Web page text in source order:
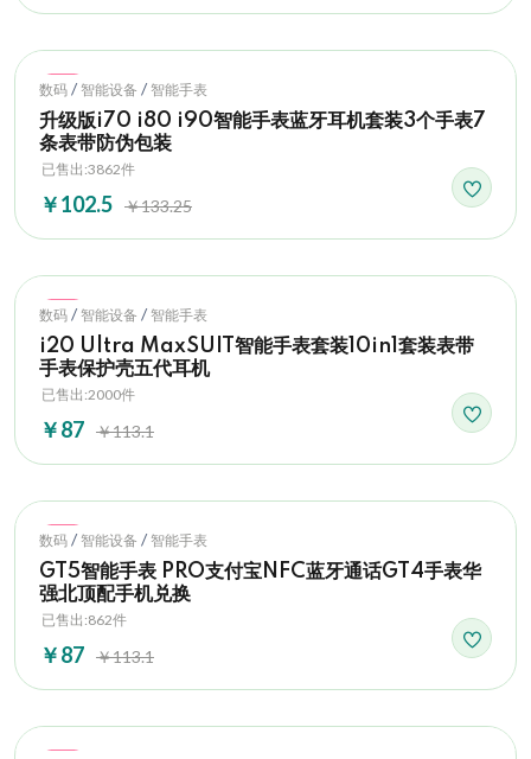
Hot
数码 / 智能设备 / 智能手表
升级版i70 i80 i90智能手表蓝牙耳机套装3个手表7
条表带防伪包装
已售出:3862件
￥102.5 ￥133.25
Hot
数码 / 智能设备 / 智能手表
i20 Ultra MaxSUIT智能手表套装10in1套装表带
手表保护壳五代耳机
已售出:2000件
￥87 ￥113.1
Hot
数码 / 智能设备 / 智能手表
GT5智能手表 PRO支付宝NFC蓝牙通话GT4手表华
强北顶配手机兑换
已售出:862件
￥87 ￥113.1